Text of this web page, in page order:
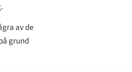
av de
grund